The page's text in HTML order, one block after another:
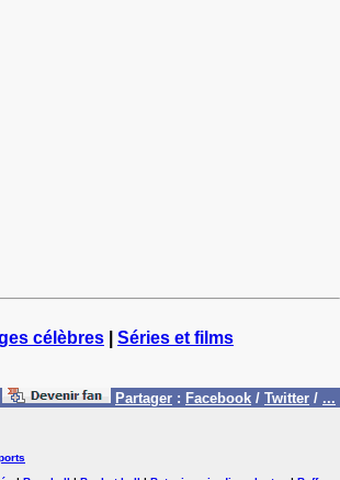
célèbres
Séries et films
Partager : Facebook / Twitter / ...